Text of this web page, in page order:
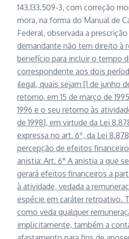
143.133.509-3, com correção
mora, na forma do Manual de
Federal, observada a
demandante não tem direito à
benefício para incluir o tempo
correspondente aos dois
ilegal, quais sejam [1 de junho
retorno, em 15 de março de
1996 e o seu retorno às
de 1998], em virtude da Lei
expressa no art. 6º, da Lei
percepção de efeitos
anistia: Art. 6° A anistia a que
gerará efeitos financeiros a
à atividade, vedada a
espécie em caráter retroativo.
como veda qualquer
implicitamente, também a